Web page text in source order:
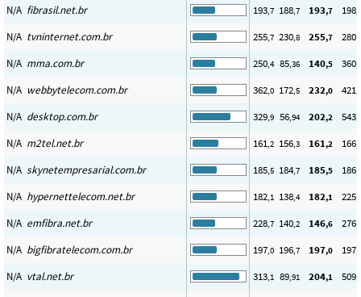
N/A fibrasil.net.br 193,7 188,7 193,7 198
N/A tvninternet.com.br 255,7 230,8 255,7 280
N/A mma.com.br 250,4 85,36 140,5 360
N/A webbytelecom.com.br 362,0 172,5 232,0 421
N/A desktop.com.br 329,9 56,94 202,2 543
N/A m2tel.net.br 161,2 156,3 161,2 166
N/A skynetempresarial.com.br 185,5 184,7 185,5 186
N/A hypernettelecom.net.br 182,1 138,4 182,1 225
N/A emfibra.net.br 228,7 140,2 146,6 276
N/A bigfibratelecom.com.br 197,0 196,7 197,0 197
N/A vtal.net.br 313,1 89,91 204,1 509